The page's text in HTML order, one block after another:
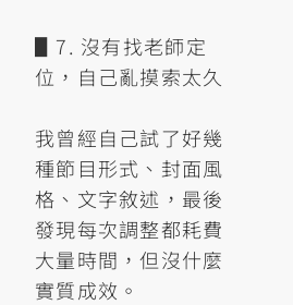
▋7. 沒有找老師定
位，自己亂摸索太久
我曾經自己試了好幾
種節目形式、封面風
格、文字敘述，最後
發現每次調整都耗費
大量時間，但沒什麼
實質成效。